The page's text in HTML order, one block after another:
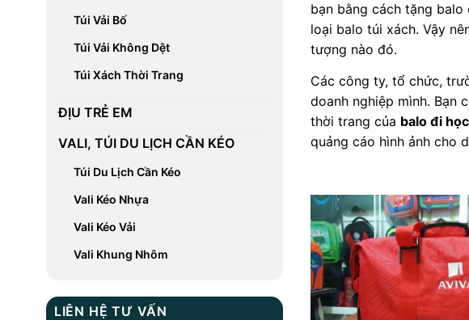
Túi Vải Bố
Túi Vải Không Dệt
Túi Xách Thời Trang
ĐỊU TRẺ EM
VALI, TÚI DU LỊCH CẦN KÉO
Túi Du Lịch Cần Kéo
Vali Kéo Nhựa
Vali Kéo Vải
Vali Khung Nhôm
LIÊN HỆ TƯ VẤN
bạn bằng cách tặng
loại balo túi xách. Vậy
tượng nào đó.
Các công ty, tổ chức,
doanh nghiệp mình. Bạn
thời trang của balo đi
quảng cáo hình ảnh cho